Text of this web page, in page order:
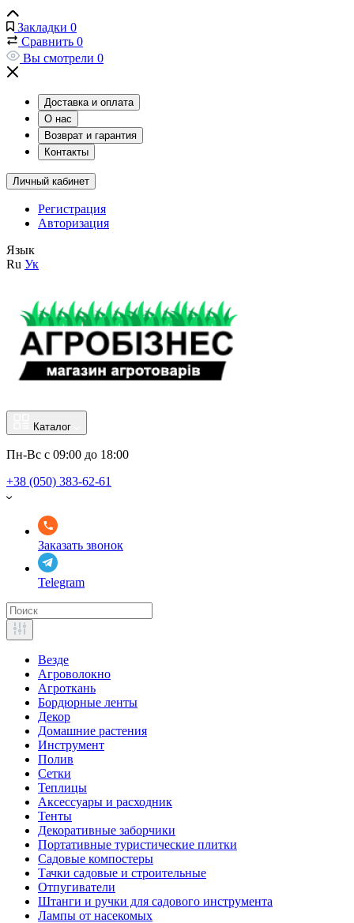
Закладки 0
Сравнить 0
Вы смотрели 0
Доставка и оплата
О нас
Возврат и гарантия
Контакты
Личный кабинет
Регистрация
Авторизация
Язык
Ru Ук
Каталог
Пн-Вс с 09:00 до 18:00
+38 (050) 383-62-61
Заказать звонок
Telegram
Везде
Агроволокно
Агроткань
Бордюрные ленты
Декор
Домашние растения
Инструмент
Полив
Сетки
Теплицы
Аксессуары и расходник
Тенты
Декоративные заборчики
Портативные туристические плитки
Садовые компостеры
Тачки садовые и строительные
Отпугиватели
Штанги и ручки для садового инструмента
Лампы от насекомых